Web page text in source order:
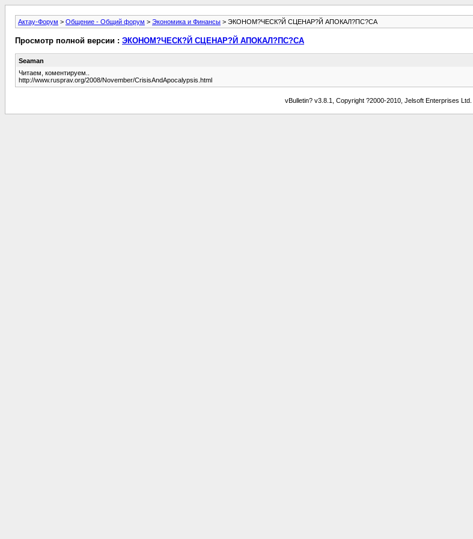
Актау-Форум > Общение - Общий форум > Экономика и Финансы > ЭКОНОМ?ЧЕСК?Й СЦЕНАР?Й АПОКАЛ?ПС?СА
Просмотр полной версии : ЭКОНОМ?ЧЕСК?Й СЦЕНАР?Й АПОКАЛ?ПС?СА
Seaman
Читаем, коментируем..
http://www.rusprav.org/2008/November/CrisisAndApocalypsis.html
vBulletin? v3.8.1, Copyright ?2000-2010, Jelsoft Enterprises